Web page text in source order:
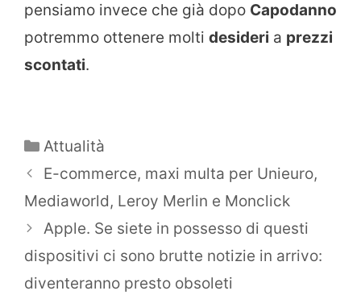
pensiamo invece che già dopo Capodanno
potremmo ottenere molti desideri a prezzi
scontati.
Categorie
Attualità
E-commerce, maxi multa per Unieuro,
Mediaworld, Leroy Merlin e Monclick
Apple. Se siete in possesso di questi
dispositivi ci sono brutte notizie in arrivo:
diventeranno presto obsoleti